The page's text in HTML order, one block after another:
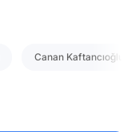
Canan Kaftancıoğlu